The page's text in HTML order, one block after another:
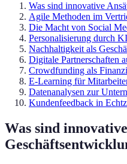
Was sind innovative
Agile Methoden im
Die Macht von Social
Personalisierung durch KI
Nachhaltigkeit als
Digitale Partnerschaften
Crowdfunding als
E-Learning für
Datenanalysen zur
Kundenfeedback in
Was sind